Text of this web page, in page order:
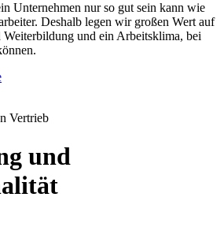
Unternehmen nur so gut sein kann wie
Deshalb legen wir großen Wert auf
und ein Arbeitsklima, bei
und